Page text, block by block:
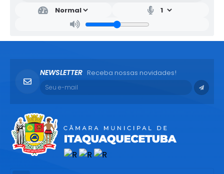
NEWSLETTER Receba nossas novidades!